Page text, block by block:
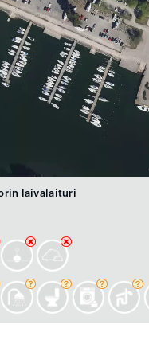
laivalaituri